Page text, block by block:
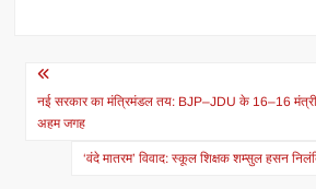
Post
navigation
नई सरकार का मंत्रिमंडल तय: BJP–JDU के 16–16 मंत्री,
अहम जगह
‘वंदे मातरम’ विवाद: स्कूल शिक्षक शम्सुल हसन